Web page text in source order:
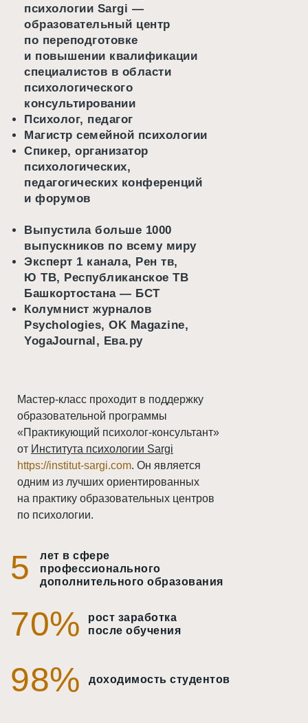
психологии Sargi —
образовательный центр
по переподготовке
и повышении квалификации
специалистов в области
психологического
консультировании
Психолог, педагог
Магистр семейной психологии
Спикер, организатор
психологических,
педагогических конференций
и форумов
Выпустила больше 1000
выпускников по всему миру
Эксперт 1 канала, Рен тв,
Ю ТВ, Республиканское ТВ
Башкортостана — БСТ
Колумнист журналов
Psychologies, OK Magazine,
YogaJournal, Ева.ру
Мастер-класс проходит в поддержку
образовательной программы
«Практикующий психолог-консультант»
от Института психологии Sargi
https://institut-sargi.com. Он является
одним из лучших ориентированных
на практику образовательных центров
по психологии.
5
70%
рост заработка
после обучения
98% доходимость студентов
лет в сфере
профессионального
дополнительного образования